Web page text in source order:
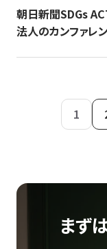
朝日新聞SDGs
法人のカンファレ
1
まず